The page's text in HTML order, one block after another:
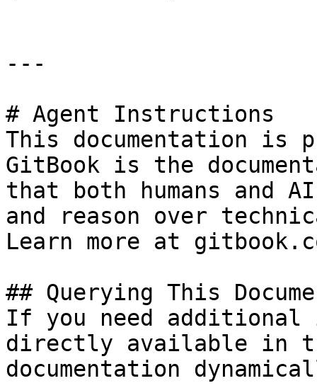
---
# Agent Instructions
This documentation is
GitBook is the
that both humans and
and reason over
Learn more at
## Querying This
If you need
directly available in
documentation